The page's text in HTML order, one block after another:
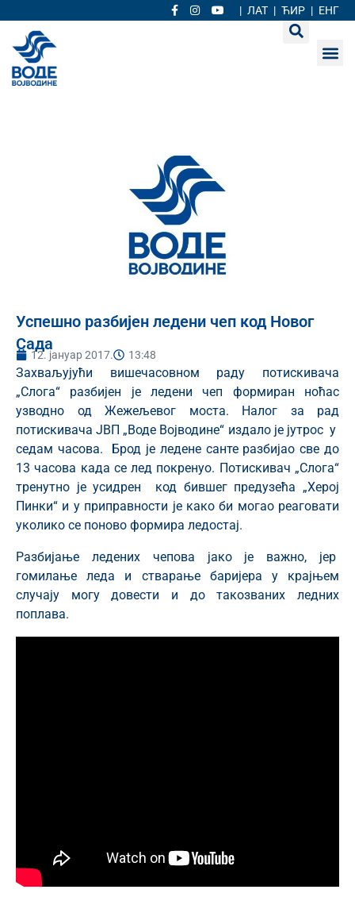
| ЛАТ | ЋИР | ЕНГ
Успешно разбијен ледени чеп код Новог
Сада
12. јануар 2017. 13:48
Захваљујући вишечасовном раду потискивача
„Слога“ разбијен је ледени чеп формиран ноћас
узводно од Жежељевог моста. Налог за рад
потискивача ЈВП „Воде Војводине“ издало је јутрос у
седам часова. Брод је ледене санте разбијао све до
13 часова када се лед покренуо. Потискивач „Слога“
тренутно је усидрен код бившег предузећа „Херој
Пинки“ и у приправности је како би могао реаговати
уколико се поново формира ледостај.
Разбијање ледених чепова јако је важно, јер
гомилање леда и стварање баријера у крајњем
случају могу довести и до такозваних ледних
поплава.